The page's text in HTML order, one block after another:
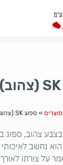
מוצרים » ספוג SK (צהוב)
הוא נחשב
על צורתו